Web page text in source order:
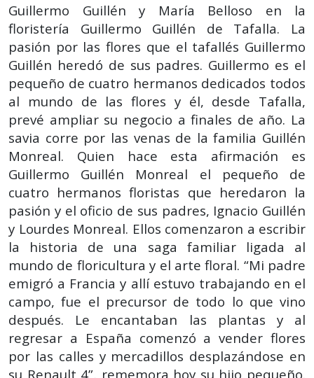
Guillermo Guillén y María Belloso en la
floristería Guillermo Guillén de Tafalla. La
pasión por las flores que el tafallés Guillermo
Guillén heredó de sus padres. Guillermo es el
pequeño de cuatro hermanos dedicados todos
al mundo de las flores y él, desde Tafalla,
prevé ampliar su negocio a finales de año. La
savia corre por las venas de la familia Guillén
Monreal. Quien hace esta afirmación es
Guillermo Guillén Monreal el pequeño de
cuatro hermanos floristas que heredaron la
pasión y el oficio de sus padres, Ignacio Guillén
y Lourdes Monreal. Ellos comenzaron a escribir
la historia de una saga familiar ligada al
mundo de floricultura y el arte floral. “Mi padre
emigró a Francia y allí estuvo trabajando en el
campo, fue el precursor de todo lo que vino
después. Le encantaban las plantas y al
regresar a España comenzó a vender flores
por las calles y mercadillos desplazándose en
su Renault 4”, rememora hoy su hijo pequeño.